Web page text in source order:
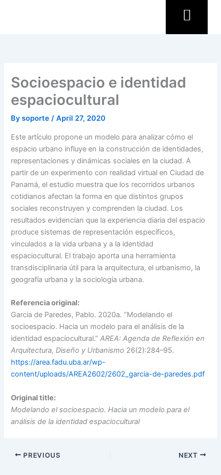
Socioespacio e identidad
espaciocultural
Bysoporte/April 27, 2020
Este artículo propone un modelo para analizar cómo el
espacio urbano influye en la construcción de identidades,
representaciones y dinámicas sociales en la ciudad. A
partir de un experimento con realidad virtual en Ciudad de
Panamá, el estudio muestra que los recorridos urbanos
cotidianos afectan la forma en que distintos grupos
sociales reconstruyen y comprenden la ciudad. Los
resultados evidencian que la experiencia diaria del espacio
produce sistemas de representación específicos,
vinculados a la vida urbana y a la identidad
espaciocultural. El trabajo aporta una herramienta
transdisciplinaria útil para la arquitectura, el urbanismo, la
geografía urbana y la sociología urbana.
Referencia original:
Garcia de Paredes, Pablo. 2020a. “Modelando el
socioespacio. Hacia un modelo para el análisis de la
identidad espaciocultural.”AREA: Agenda de Reflexión en
Arquitectura, Diseño y Urbanismo 26(2):284–95.
https://area.fadu.uba.ar/wp-
content/uploads/AREA2602/2602_garcia-de-paredes.pdf
Original title:
Modelando el socioespacio. Hacia un modelo para el
análisis de la identidad espaciocultural
PREVIOUS NEXT